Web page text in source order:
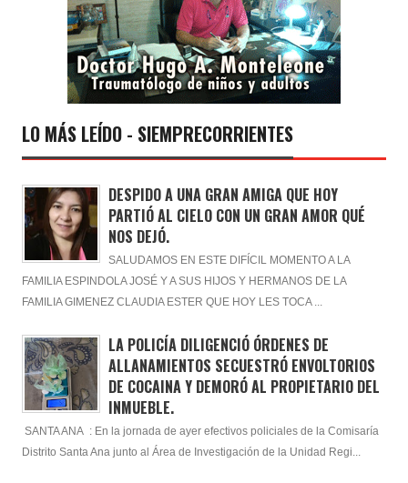
LO MÁS LEÍDO - SIEMPRECORRIENTES
DESPIDO A UNA GRAN AMIGA QUE HOY
PARTIÓ AL CIELO CON UN GRAN AMOR QUÉ
NOS DEJÓ.
SALUDAMOS EN ESTE DIFÍCIL MOMENTO A LA
FAMILIA ESPINDOLA JOSÉ Y A SUS HIJOS Y HERMANOS DE LA
FAMILIA GIMENEZ CLAUDIA ESTER QUE HOY LES TOCA ...
LA POLICÍA DILIGENCIÓ ÓRDENES DE
ALLANAMIENTOS SECUESTRÓ ENVOLTORIOS
DE COCAINA Y DEMORÓ AL PROPIETARIO DEL
INMUEBLE.
SANTA ANA : En la jornada de ayer efectivos policiales de la Comisaría
Distrito Santa Ana junto al Área de Investigación de la Unidad Regi...